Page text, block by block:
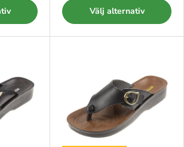
Välj alternativ